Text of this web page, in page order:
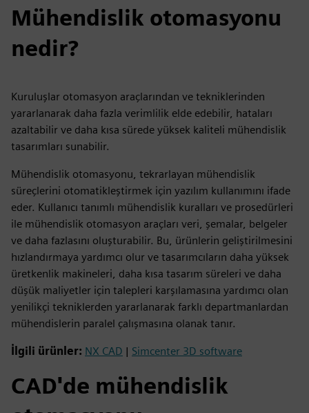
Mühendislik otomasyonu
nedir?
Kuruluşlar otomasyon araçlarından ve tekniklerinden
yararlanarak daha fazla verimlilik elde edebilir, hataları
azaltabilir ve daha kısa sürede yüksek kaliteli mühendislik
tasarımları sunabilir.
Mühendislik otomasyonu, tekrarlayan mühendislik
süreçlerini otomatikleştirmek için yazılım kullanımını ifade
eder. Kullanıcı tanımlı mühendislik kuralları ve prosedürleri
ile mühendislik otomasyon araçları veri, şemalar, belgeler
ve daha fazlasını oluşturabilir. Bu, ürünlerin geliştirilmesini
hızlandırmaya yardımcı olur ve tasarımcıların daha yüksek
üretkenlik makineleri, daha kısa tasarım süreleri ve daha
düşük maliyetler için talepleri karşılamasına yardımcı olan
yenilikçi tekniklerden yararlanarak farklı departmanlardan
mühendislerin paralel çalışmasına olanak tanır.
İlgili ürünler: NX CAD | Simcenter 3D software
CAD'de mühendislik